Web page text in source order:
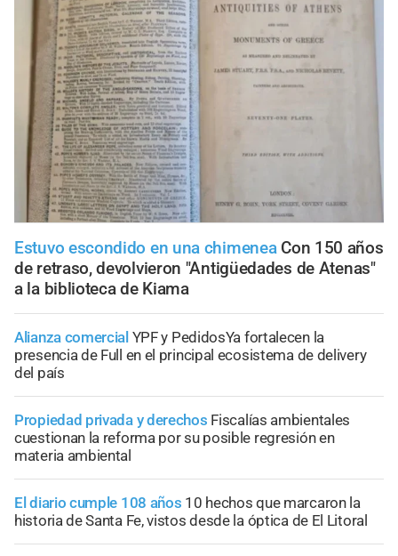
Estuvo escondido en una chimenea Con 150 años
de retraso, devolvieron "Antigüedades de Atenas"
a la biblioteca de Kiama
Alianza comercial YPF y PedidosYa fortalecen la
presencia de Full en el principal ecosistema de delivery
del país
Propiedad privada y derechos Fiscalías ambientales
cuestionan la reforma por su posible regresión en
materia ambiental
El diario cumple 108 años 10 hechos que marcaron la
historia de Santa Fe, vistos desde la óptica de El Litoral